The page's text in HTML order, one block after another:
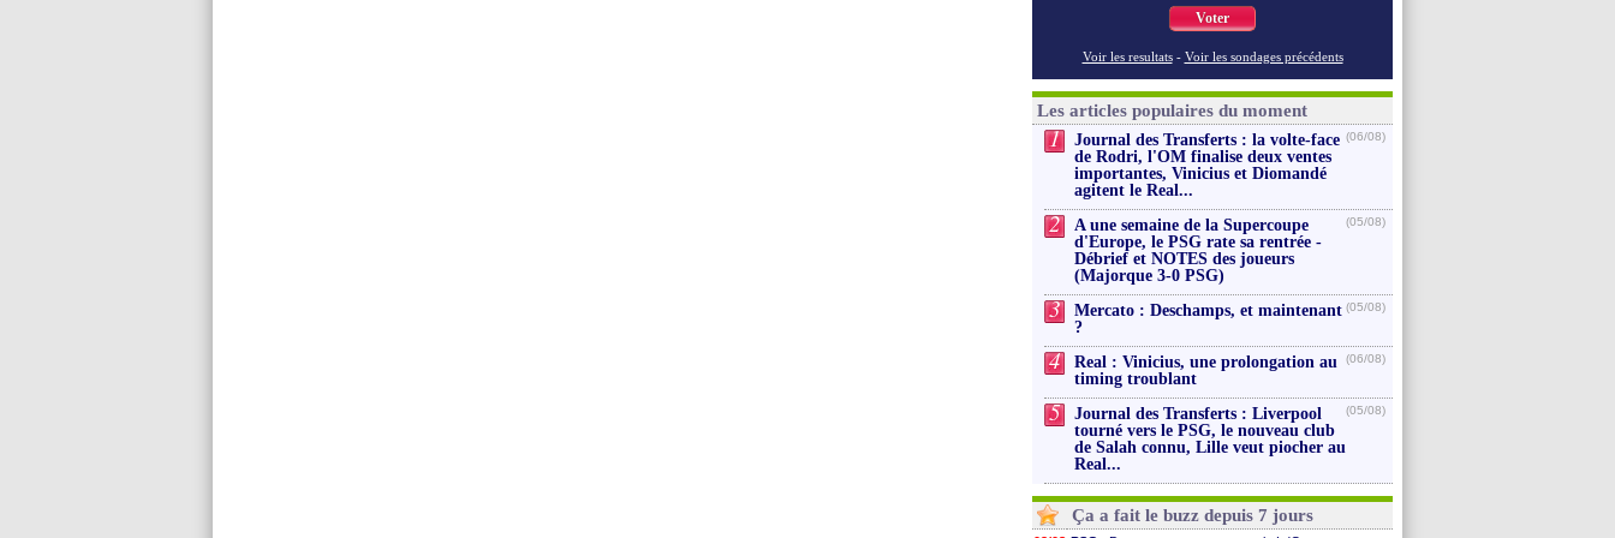
Voter
Voir les resultats - Voir les sondages précédents
Les articles populaires du moment
1
Journal des Transferts : la volte-face
de Rodri, l'OM finalise deux ventes
importantes, Vinicius et Diomandé
agitent le Real...
(06/08)
2
A une semaine de la Supercoupe
d'Europe, le PSG rate sa rentrée -
Débrief et NOTES des joueurs
(Majorque 3-0 PSG)
(05/08)
3
Mercato : Deschamps, et maintenant
?
(05/08)
4
Real : Vinicius, une prolongation au
timing troublant
(06/08)
5
Journal des Transferts : Liverpool
tourné vers le PSG, le nouveau club
de Salah connu, Lille veut piocher au
Real...
(05/08)
Ça a fait le buzz depuis 7 jours